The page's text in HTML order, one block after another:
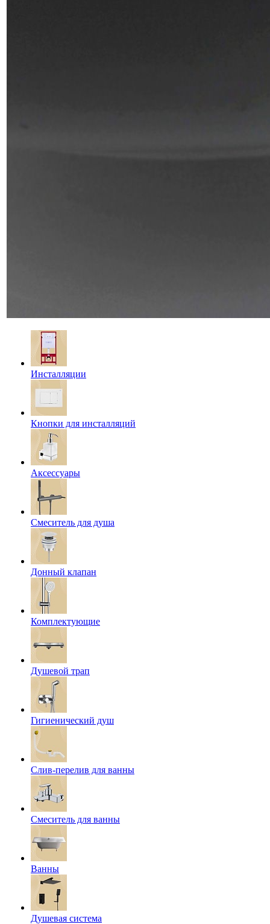
Инсталляции
Кнопки для инсталляций
Аксессуары
Смеситель для душа
Донный клапан
Комплектующие
Душевой трап
Гигиенический душ
Слив-перелив для ванны
Смеситель для ванны
Ванны
Душевая система